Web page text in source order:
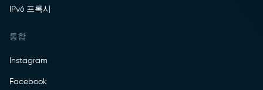
IPv6 프록시
통합
Instagram
Facebook